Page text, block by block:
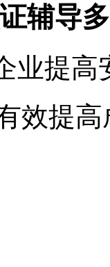
辅导
业提
效提